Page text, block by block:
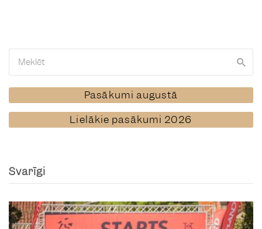
Pasākumi augustā
Lielākie pasākumi 2026
Svarīgi